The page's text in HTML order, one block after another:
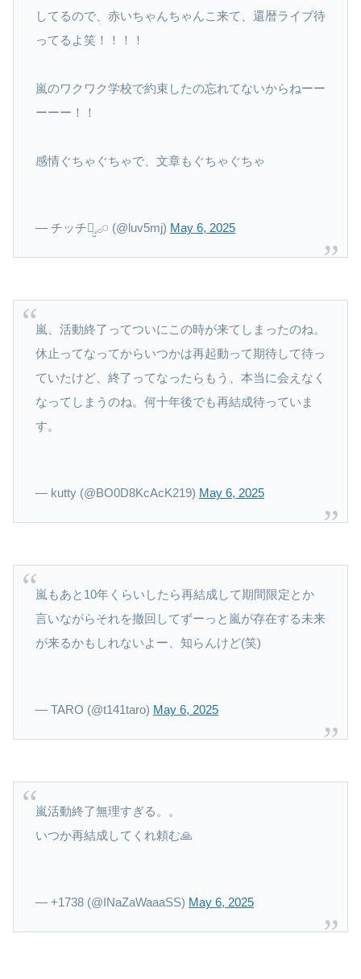
してるので、赤いちゃんちゃんこ来て、還暦ライブ待
ってるよ笑！！！！
嵐のワクワク学校で約束したの忘れてないからねーー
ーーー！！
感情ぐちゃぐちゃで、文章もぐちゃぐちゃ
— チッチꪔ̤̮𓈒𓂂𓏸 (@luv5mj) May 6, 2025
嵐、活動終了ってついにこの時が来てしまったのね。
休止ってなってからいつかは再起動って期待して待っ
ていたけど、終了ってなったらもう、本当に会えなく
なってしまうのね。何十年後でも再結成待っていま
す。
— kutty (@BO0D8KcAcK219) May 6, 2025
嵐もあと10年くらいしたら再結成して期間限定とか
言いながらそれを撤回してずーっと嵐が存在する未来
が来るかもしれないよー、知らんけど(笑)
— TARO (@t141taro) May 6, 2025
嵐活動終了無理すぎる。。
いつか再結成してくれ頼む🙏
— +1738 (@INaZaWaaaSS) May 6, 2025